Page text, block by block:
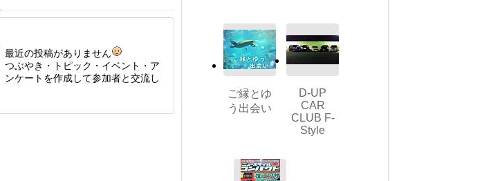
最近の投稿がありません
つぶやき・トピック・イベント・ア
ンケートを作成して参加者と交流し
ご縁とゆ
う出会い
D-UP
CAR
CLUB F-
Style